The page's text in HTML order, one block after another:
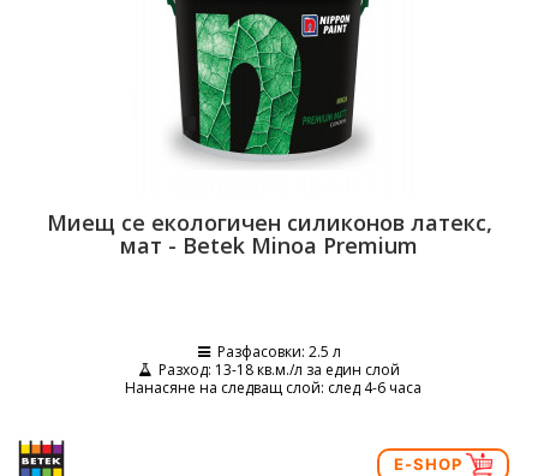
Миещ се екологичен силиконов латекс,
мат - Betek Minoa Premium
Разфасовки: 2.5 л
Разход: 13-18 кв.м./л за един слой
Нанасяне на следващ слой: след 4-6 часа
E-SHOP